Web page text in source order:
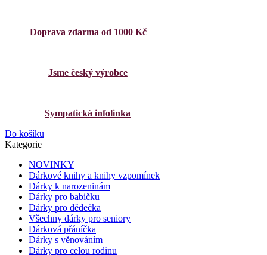
Doprava zdarma od 1000 Kč
Jsme český výrobce
Sympatická infolinka
Do košíku
Kategorie
NOVINKY
Dárkové knihy a knihy vzpomínek
Dárky k narozeninám
Dárky pro babičku
Dárky pro dědečka
Všechny dárky pro seniory
Dárková přáníčka
Dárky s věnováním
Dárky pro celou rodinu